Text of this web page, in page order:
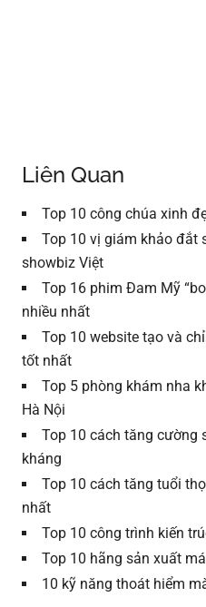
Liên Quan
Top 10 công chúa xinh
Top 10 vị giám khảo đắt
showbiz Việt
Top 16 phim Đam Mỹ
nhiều nhất
Top 10 website tạo và
tốt nhất
Top 5 phòng khám nha
Hà Nội
Top 10 cách tăng cường
kháng
Top 10 cách tăng tuổi
nhất
Top 10 công trình kiến
Top 10 hãng sản xuất
10 kỹ năng thoát hiểm